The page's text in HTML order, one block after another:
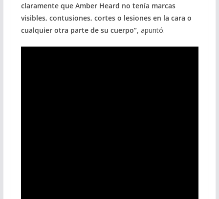
claramente que Amber Heard no tenía marcas
visibles, contusiones, cortes o lesiones en la cara o
cualquier otra parte de su cuerpo”, apuntó.